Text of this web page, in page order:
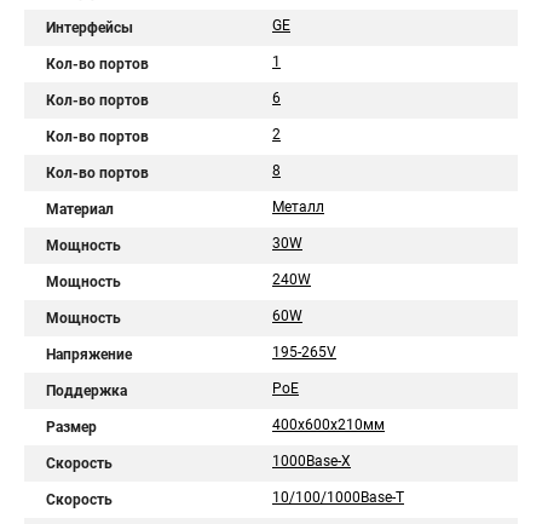
Интерфейсы GE
Кол-во портов 1
Кол-во портов 6
Кол-во портов 2
Кол-во портов 8
Материал Металл
Мощность 30W
Мощность 240W
Мощность 60W
Напряжение 195-265V
Поддержка PoE
Размер 400х600х210мм
Скорость 1000Base-X
Скорость 10/100/1000Base-T